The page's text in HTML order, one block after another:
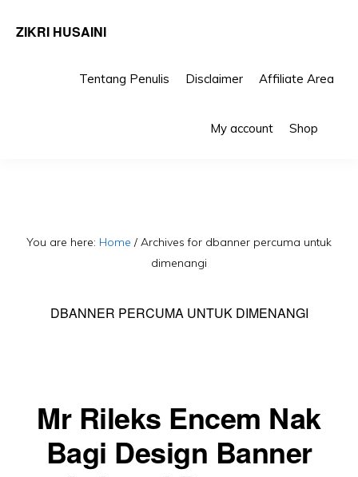
ZIKRI HUSAINI
Tentang Penulis Disclaimer Affiliate Area
My account Shop
You are here: Home / Archives for dbanner percuma untuk
dimenangi
DBANNER PERCUMA UNTUK DIMENANGI
Mr Rileks Encem Nak
Bagi Design Banner